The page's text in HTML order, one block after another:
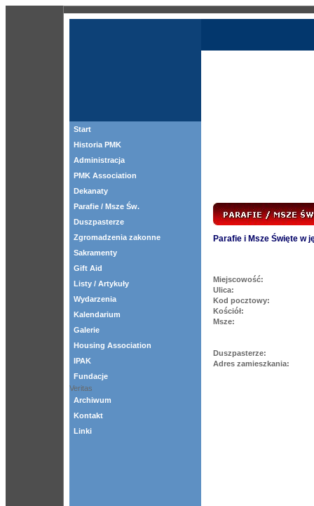
Start
Historia PMK
Administracja
PMK Association
Dekanaty
Parafie / Msze Św.
Duszpasterze
Zgromadzenia zakonne
Sakramenty
Gift Aid
Listy / Artykuły
Wydarzenia
Kalendarium
Galerie
Housing Association
IPAK
Fundacje
Veritas
Archiwum
Kontakt
Linki
Parafie i Msze Święte w
Miejscowość:
Ulica:
Kod pocztowy:
Kościół:
Msze:
Duszpasterze:
Adres zamieszkania: